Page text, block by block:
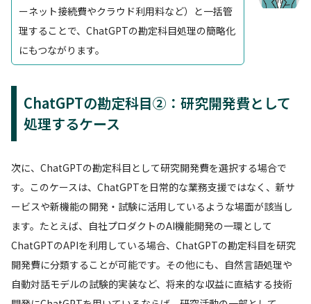
ーネット接続費やクラウド利用料など）と一括管
理することで、ChatGPTの勘定科目処理の簡略化
にもつながります。
ChatGPTの勘定科目②：研究開発費として
処理するケース
次に、ChatGPTの勘定科目として研究開発費を選択する場合で
す。このケースは、ChatGPTを日常的な業務支援ではなく、新サ
ービスや新機能の開発・試験に活用しているような場面が該当し
ます。たとえば、自社プロダクトのAI機能開発の一環として
ChatGPTのAPIを利用している場合、ChatGPTの勘定科目を研究
開発費に分類することが可能です。その他にも、自然言語処理や
自動対話モデルの試験的実装など、将来的な収益に直結する技術